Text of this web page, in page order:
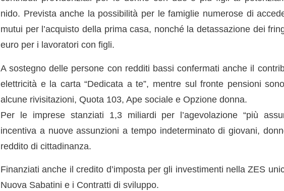
nido. Prevista anche la possibilità per le famiglie numerose di
mutui per l’acquisto della prima casa, nonché la detassazione dei
euro per i lavoratori con figli.
A sostegno delle persone con redditi bassi confermati anche il
elettricità e la carta “Dedicata a te”, mentre sul fronte pensioni
alcune rivisitazioni, Quota 103, Ape sociale e Opzione donna.
Per le imprese stanziati 1,3 miliardi per l’agevolazione “più
incentiva a nuove assunzioni a tempo indeterminato di giovani,
reddito di cittadinanza.
Finanziati anche il credito d’imposta per gli investimenti nella ZES
Nuova Sabatini e i Contratti di sviluppo.